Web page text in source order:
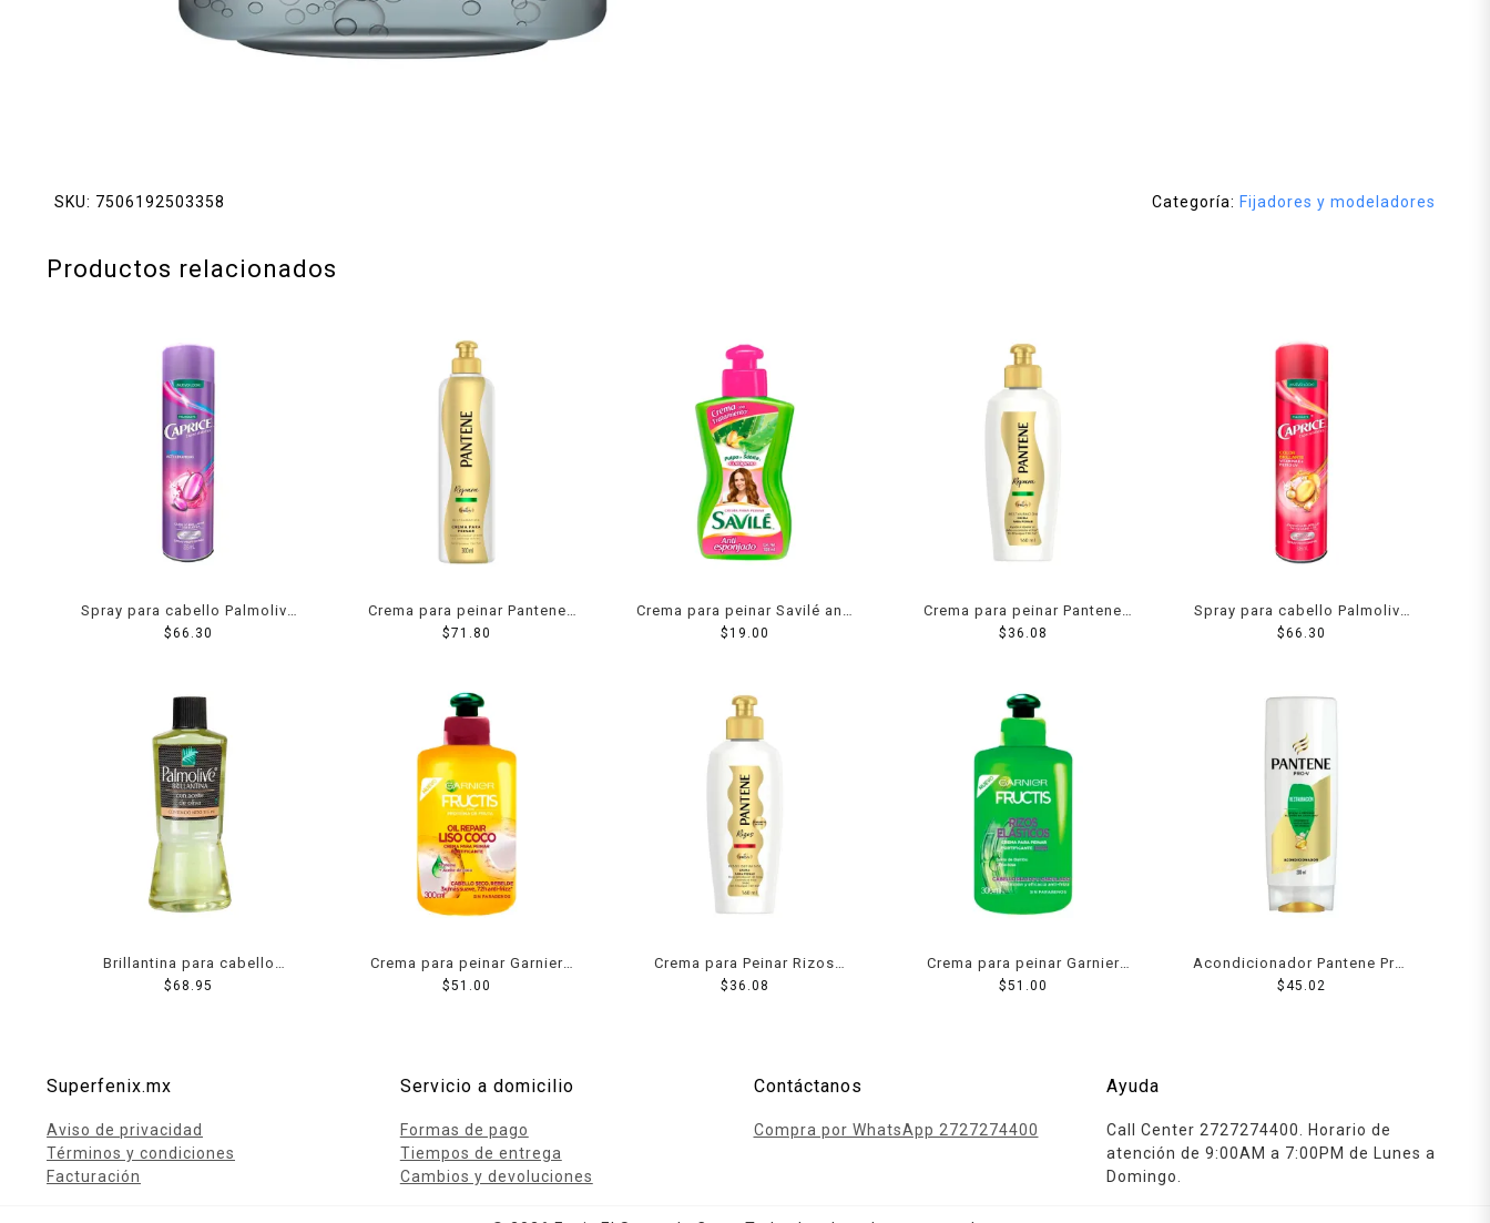
SKU: 7506192503358 Categoría: Fijadores y modeladores
Productos relacionados
Spray para cabello Palmolive
Caprice Especialidades
$66.30
Crema para peinar Pantene
Pro-V Repara 300 ml
$71.80
Crema para peinar Savilé anti
esponjado con pulpa de
$19.00
Crema para peinar Pantene
Pro-V Repara 160 ml
$ 36.08
Spray para cabello Palmolive
Caprice Especialidades color
$66.30
Brillantina para cabello
Palmolive con aceite de oliva
$68.95
Crema para peinar Garnier
Fructis oil repair liso coco
$51.00
Crema para Peinar Rizos
Pantene Pro-V 160 ml
$ 36.08
Crema para peinar Garnier
Fructis rizos elásticos 48h
$51.00
Acondicionador Pantene Pro-
V Restauración 200 ml
$45.02
Superfenix.mx
Aviso de privacidad
Términos y condiciones
Facturación
Servicio a domicilio
Formas de pago
Tiempos de entrega
Cambios y devoluciones
Contáctanos
Compra por WhatsApp 2727274400
Ayuda
Call Center 2727274400. Horario de
atención de 9:00AM a 7:00PM de Lunes a
Domingo.